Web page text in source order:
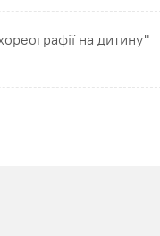
на дитину"